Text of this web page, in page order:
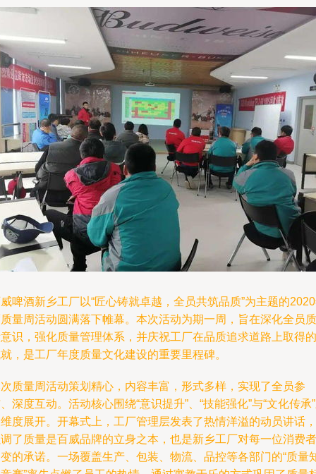
啤酒新乡工厂以“匠心铸就卓越，全员共筑品质”为主题的
量周活动圆满落下帷幕。本次活动为期一周，旨在深化全员质
识，强化质量管理体系，并庆祝工厂在品质追求道路上取得的
，是工厂年度质量文化建设的重要里程碑。
质量周活动策划精心，内容丰富，形式多样，实现了全员参
深度互动。活动核心围绕“意识提升”、“技能强化”与“文化传承
度展开。开幕式上，工厂管理层发表了热情洋溢的动员讲话，
了质量是百威品牌的立身之本，也是新乡工厂对每一位消费者
的承诺。一场覆盖生产、包装、物流、品控等各部门的“质量